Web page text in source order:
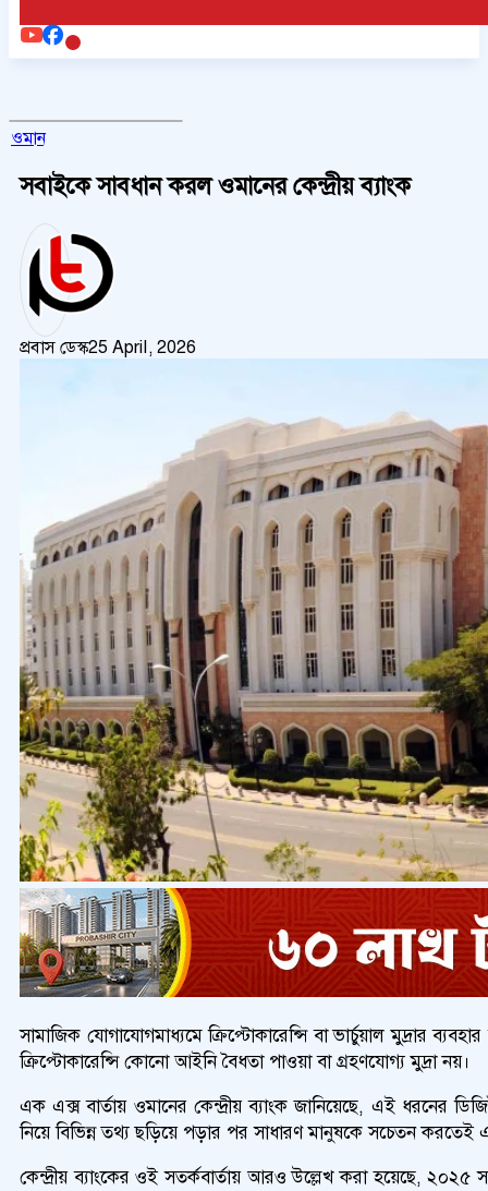
ওমান
সবাইকে সাবধান করল ওমানের কেন্দ্রীয় ব্যাংক
প্রবাস ডেস্ক25 April, 2026
সামাজিক যোগাযোগমাধ্যমে ক্রিপ্টোকারেন্সি বা ভার্চুয়াল মুদ্রার
ক্রিপ্টোকারেন্সি কোনো আইনি বৈধতা পাওয়া বা গ্রহণযোগ্য মুদ্রা নয়।
এক এক্স বার্তায় ওমানের কেন্দ্রীয় ব্যাংক জানিয়েছে, এই ধরনের
নিয়ে বিভিন্ন তথ্য ছড়িয়ে পড়ার পর সাধারণ মানুষকে সচেতন করতেই
কেন্দ্রীয় ব্যাংকের ওই সতর্কবার্তায় আরও উল্লেখ করা হয়েছে,